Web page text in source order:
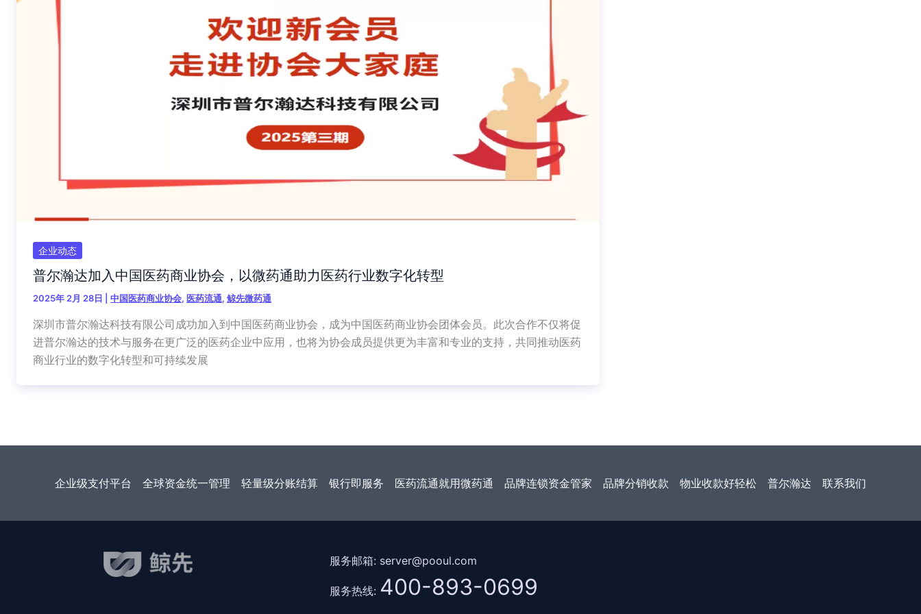
企业动态
普尔瀚达加入中国医药商业协会，以微药通助力医药行业数字化转型
2025年 2月 28日 中国医药商业协会, 医药流通, 鲸先微药通
深圳市普尔瀚达科技有限公司成功加入到中国医药商业协会，成为中国医药商业协会团体会员。此次合作不仅将促
进普尔瀚达的技术与服务在更广泛的医药企业中应用，也将为协会成员提供更为丰富和专业的支持，共同推动医药
商业行业的数字化转型和可持续发展
企业级支付平台 全球资金统一管理 轻量级分账结算 银行即服务 医药流通就用微药通 品牌连锁资金管家 品牌分销收款 物业收款好轻松 普尔瀚达 联系我们
服务邮箱: server@pooul.com
服务热线: 400-893-0699